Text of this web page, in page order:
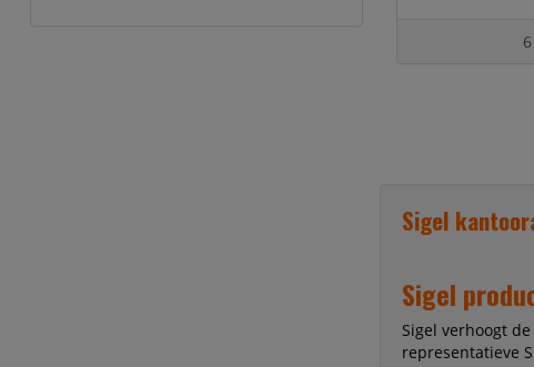
Sigel
Sigel
Sigel verhoogt
representatieve